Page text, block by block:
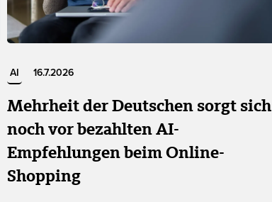
AI 16.7.2026
Mehrheit der Deutschen sorgt sich
noch vor bezahlten AI-
Empfehlungen beim Online-
Shopping